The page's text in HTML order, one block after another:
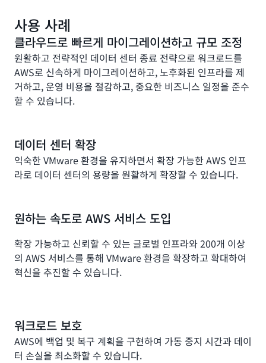
분석, 컨테이너, 서버리스 및 생성형 AI을 비롯한 200여
개의 서비스로 VMware 환경의 확장과 확대를 간소화하
여 비즈니스를 혁신합니다.
사용 사례
클라우드로 빠르게 마이그레이션하고 규모 조정
원활하고 전략적인 데이터 센터 종료 전략으로 워크로드를
AWS로 신속하게 마이그레이션하고, 노후화된 인프라를 제
거하고, 운영 비용을 절감하고, 중요한 비즈니스 일정을 준수
할 수 있습니다.
데이터 센터 확장
익숙한 VMware 환경을 유지하면서 확장 가능한 AWS 인프
라로 데이터 센터의 용량을 원활하게 확장할 수 있습니다.
원하는 속도로 AWS 서비스 도입
확장 가능하고 신뢰할 수 있는 글로벌 인프라와 200개 이상
의 AWS 서비스를 통해 VMware 환경을 확장하고 확대하여
혁신을 추진할 수 있습니다.
워크로드 보호
AWS에 백업 및 복구 계획을 구현하여 가동 중지 시간과 데이
터 손실을 최소화할 수 있습니다.